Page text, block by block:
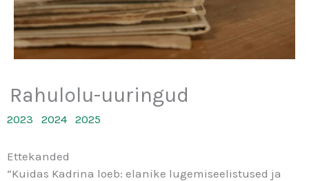
Rahulolu-uuringud
2023 2024 2025
Ettekanded
“Kuidas Kadrina loeb: elanike lugemiseelistused ja